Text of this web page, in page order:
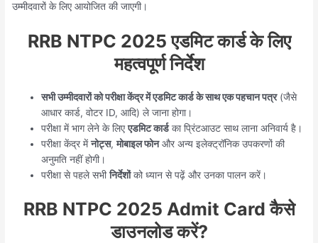
उम्मीदवारों के लिए आयोजित की जाएगी।
RRB NTPC 2025 एडमिट कार्ड के लिए
महत्वपूर्ण निर्देश
सभी उम्मीदवारों को परीक्षा केंद्र में एडमिट कार्ड के साथ एक पहचान पत्र(जैसे
आधार कार्ड, वोटर ID, आदि) ले जाना होगा।
परीक्षा में भाग लेने के लिएएडमिट कार्डका प्रिंटआउट साथ लाना अनिवार्य है।
परीक्षा केंद्र मेंनोट्स,मोबाइल फोनऔर अन्य इलेक्ट्रॉनिक उपकरणों की
अनुमति नहीं होगी।
परीक्षा से पहले सभीनिर्देशोंको ध्यान से पढ़ें और उनका पालन करें।
RRB NTPC 2025 Admit Card कैसे
डाउनलोड करें?